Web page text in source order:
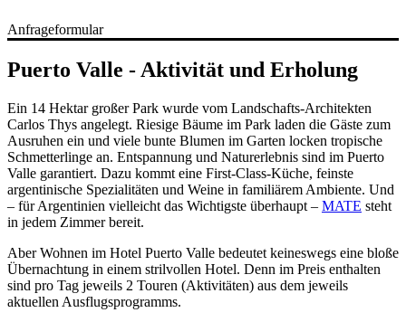
Anfrageformular
Puerto Valle - Aktivität und Erholung
Ein 14 Hektar großer Park wurde vom Landschafts-Architekten
Carlos Thys angelegt. Riesige Bäume im Park laden die Gäste zum
Ausruhen ein und viele bunte Blumen im Garten locken tropische
Schmetterlinge an. Entspannung und Naturerlebnis sind im Puerto
Valle garantiert. Dazu kommt eine First-Class-Küche, feinste
argentinische Spezialitäten und Weine in familiärem Ambiente. Und
– für Argentinien vielleicht das Wichtigste überhaupt – MATE steht
in jedem Zimmer bereit.
Aber Wohnen im Hotel Puerto Valle bedeutet keineswegs eine bloße
Übernachtung in einem strilvollen Hotel. Denn im Preis enthalten
sind pro Tag jeweils 2 Touren (Aktivitäten) aus dem jeweils
aktuellen Ausflugsprogramms.